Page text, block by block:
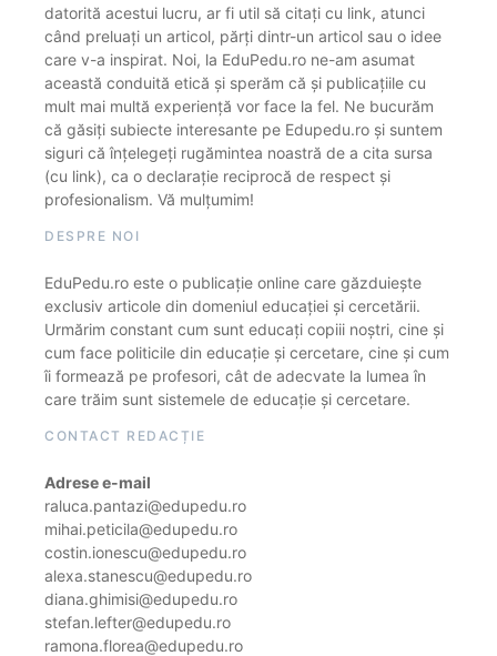
datorită acestui lucru, ar fi util să citați cu link, atunci
când preluați un articol, părți dintr-un articol sau o idee
care v-a inspirat. Noi, la EduPedu.ro ne-am asumat
această conduită etică și sperăm că și publicațiile cu
mult mai multă experiență vor face la fel. Ne bucurăm
că găsiți subiecte interesante pe Edupedu.ro și suntem
siguri că înțelegeți rugămintea noastră de a cita sursa
(cu link), ca o declarație reciprocă de respect și
profesionalism. Vă mulțumim!
DESPRE NOI
EduPedu.ro este o publicație online care găzduiește
exclusiv articole din domeniul educației și cercetării.
Urmărim constant cum sunt educați copiii noștri, cine și
cum face politicile din educație și cercetare, cine și cum
îi formează pe profesori, cât de adecvate la lumea în
care trăim sunt sistemele de educație și cercetare.
CONTACT REDACȚIE
Adrese e-mail
raluca.pantazi@edupedu.ro
mihai.peticila@edupedu.ro
costin.ionescu@edupedu.ro
alexa.stanescu@edupedu.ro
diana.ghimisi@edupedu.ro
stefan.lefter@edupedu.ro
ramona.florea@edupedu.ro